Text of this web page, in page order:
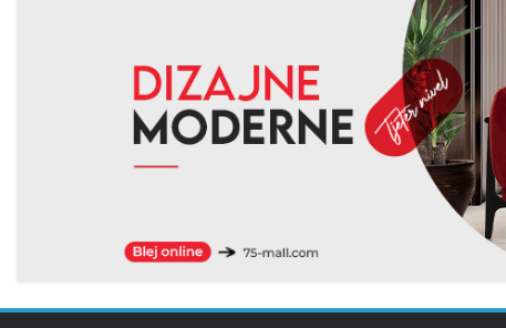
me armatosjen e Serbisë, e quan